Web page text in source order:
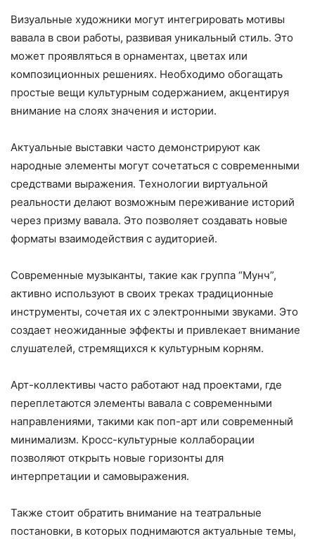
Визуальные художники могут интегрировать мотивы
вавала в свои работы, развивая уникальный стиль. Это
может проявляться в орнаментах, цветах или
композиционных решениях. Необходимо обогащать
простые вещи культурным содержанием, акцентируя
внимание на слоях значения и истории.
Актуальные выставки часто демонстрируют как
народные элементы могут сочетаться с современными
средствами выражения. Технологии виртуальной
реальности делают возможным переживание историй
через призму вавала. Это позволяет создавать новые
форматы взаимодействия с аудиторией.
Современные музыканты, такие как группа “Мунч”,
активно используют в своих треках традиционные
инструменты, сочетая их с электронными звуками. Это
создает неожиданные эффекты и привлекает внимание
слушателей, стремящихся к культурным корням.
Арт-коллективы часто работают над проектами, где
переплетаются элементы вавала с современными
направлениями, такими как поп-арт или современный
минимализм. Кросс-культурные коллаборации
позволяют открыть новые горизонты для
интерпретации и самовыражения.
Также стоит обратить внимание на театральные
постановки, в которых поднимаются актуальные темы,